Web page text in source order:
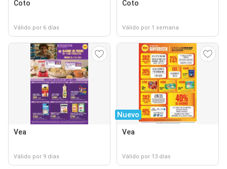
Coto
Válido por 6 días
Coto
Válido por 1 semana
Vea
Válido por 9 días
Nuevo
Vea
Válido por 13 días